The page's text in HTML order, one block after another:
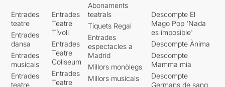
Entrades
teatre
Entrades
dansa
Entrades
musicals
Entrades
teatre
Entrades
Teatre
Tívoli
Entrades
Teatre
Coliseum
Entrades
Teatre
Abonaments
teatrals
Tiquets Regal
Entrades
espectacles a
Madrid
Millors monòlegs
Millors musicals
Descompte El
Mago Pop 'Nada
es imposible'
Descompte Ànima
Descompte
Mamma mia
Descompte
Germans de sang